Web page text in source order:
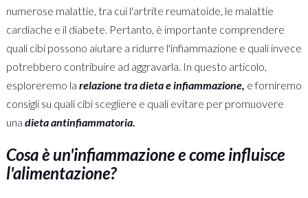
numerose malattie, tra cui l'artrite reumatoide, le malattie
cardiache e il diabete. Pertanto, è importante comprendere
quali cibi possono aiutare a ridurre l'infiammazione e quali invece
potrebbero contribuire ad aggravarla. In questo articolo,
esploreremo la relazione tra dieta e infiammazione, e forniremo
consigli su quali cibi scegliere e quali evitare per promuovere
una dieta antinfiammatoria.
Cosa è un'infiammazione e come influisce
l'alimentazione?